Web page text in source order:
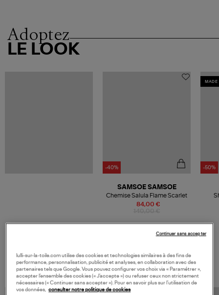
Adoptez
LE LOOK
-40%
84,00 €
SAMSOE SAMSOE
Chemise Salula Flame Scarlet
MADE
-50%
VOS DERNIERS PRODUITS VUS
lulli-sur-la-toile.com utilise des cookies et technologies similaires à des fins de
performance, personnalisation, publicité et analyses, en collaboration avec des
partenaires tels que Google. Vous pouvez configurer vos choix via « Paramétrer »,
accepter l’ensemble des cookies (« J’accepte ») ou refuser ceux non strictement
nécessaires (« Continuer sans accepter »). Pour en savoir plus sur l’utilisation de
vos données, consulter notre politique de cookies
Continuer sans accepter